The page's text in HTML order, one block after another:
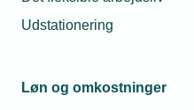
Udstationering
Løn og omkostninger
Telefon:43 43 60 00
Fredag fra kl. 08:00 til 15:00